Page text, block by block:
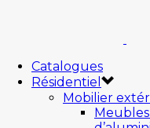
Catalogues
Résidentiel
Mobilier